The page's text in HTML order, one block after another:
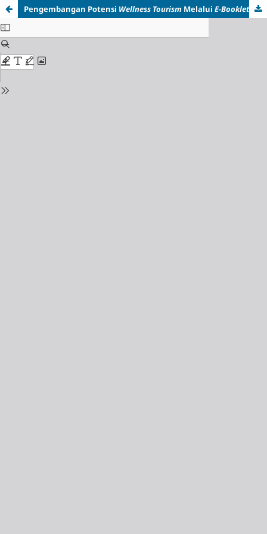
Pengembangan Potensi Wellness Tourism Melalui E-BookletBerbasis